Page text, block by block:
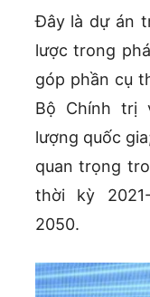
Đây là dự án
lược trong
góp phần cụ
Bộ Chính trị
lượng quốc
quan trọng
thời kỳ
2050.